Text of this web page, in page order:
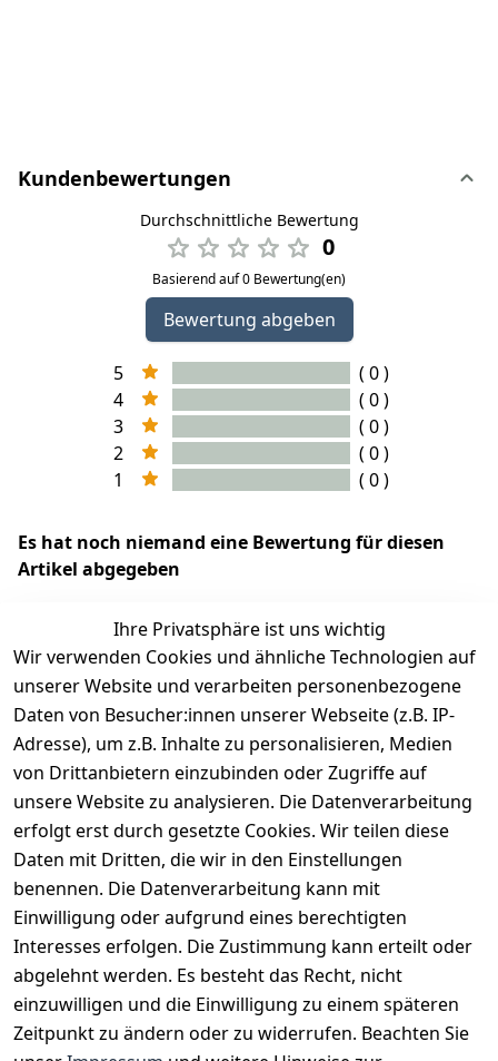
Kundenbewertungen
Durchschnittliche Bewertung
0
Basierend auf 0 Bewertung(en)
Bewertung abgeben
5
( 0 )
4
( 0 )
3
( 0 )
2
( 0 )
1
( 0 )
Es hat noch niemand eine Bewertung für diesen
Artikel abgegeben
EU-Verantwortliche Person - klicken Sie für Details
Ihre Privatsphäre ist uns wichtig
Wir verwenden Cookies und ähnliche Technologien auf
unserer Website und verarbeiten personenbezogene
Daten von Besucher:innen unserer Webseite (z.B. IP-
Adresse), um z.B. Inhalte zu personalisieren, Medien
von Drittanbietern einzubinden oder Zugriffe auf
unsere Website zu analysieren. Die Datenverarbeitung
erfolgt erst durch gesetzte Cookies. Wir teilen diese
Daten mit Dritten, die wir in den Einstellungen
benennen. Die Datenverarbeitung kann mit
Einwilligung oder aufgrund eines berechtigten
Interesses erfolgen. Die Zustimmung kann erteilt oder
abgelehnt werden. Es besteht das Recht, nicht
einzuwilligen und die Einwilligung zu einem späteren
Zeitpunkt zu ändern oder zu widerrufen. Beachten Sie
Rechtliches
AGB
Impressum
Datenschutze
Services
Kontakt
Registrieren
Katalog
Zahlungsm
öglichkeite
n
Vorkasse
Versanddie
nstleister
Post